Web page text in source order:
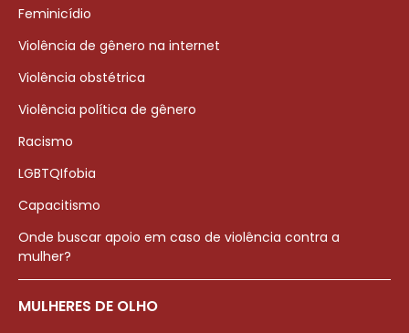
Feminicídio
Violência de gênero na internet
Violência obstétrica
Violência política de gênero
Racismo
LGBTQIfobia
Capacitismo
Onde buscar apoio em caso de violência contra a
mulher?
MULHERES DE OLHO